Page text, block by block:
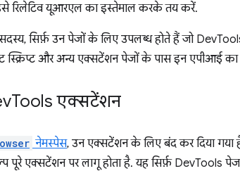
रिलेटिव यूआरएल का इस्तेमाल करके तय करें.
सिर्फ़ उन पेजों के लिए उपलब्ध होते हैं जो
स्क्रिप्ट और अन्य एक्सटेंशन पेजों के पास इन एपीआई का
Tools एक्सटेंशन
नेमस्पेस, उन एक्सटेंशन के लिए बंद कर दिया गया
एक्सटेंशन पर लागू होता है. यह सिर्फ़ DevTools पेज